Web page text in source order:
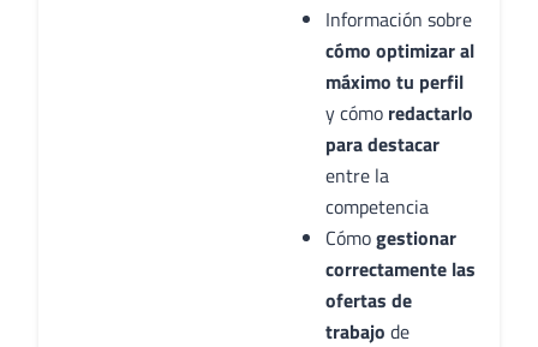
Información sobre
cómo optimizar al
máximo tu perfil
y cómo redactarlo
para destacar
entre la
competencia
Cómogestionar
correctamente las
ofertas de
trabajo de